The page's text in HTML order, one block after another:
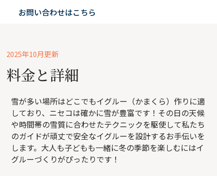
お問い合わせはこちら
2025年10月更新
料金と詳細
雪が多い場所はどこでもイグルー（かまくら）作りに適
しており、ニセコは確かに雪が豊富です！その日の天候
や時間帯の雪質に合わせたテクニックを駆使して私たち
のガイドが頑丈で安全なイグルーを設計するお手伝いを
します。大人も子どもも一緒に冬の季節を楽しむにはイ
グルーづくりがぴったりです！